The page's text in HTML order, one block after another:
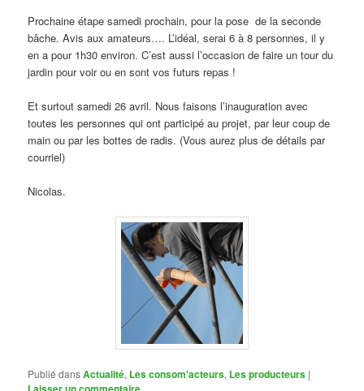
Prochaine étape samedi prochain, pour la pose de la seconde
bâche. Avis aux amateurs…. L’idéal, serai 6 à 8 personnes, il y
en a pour 1h30 environ. C’est aussi l’occasion de faire un tour du
jardin pour voir ou en sont vos futurs repas !
Et surtout samedi 26 avril. Nous faisons l’inauguration avec
toutes les personnes qui ont participé au projet, par leur coup de
main ou par les bottes de radis. (Vous aurez plus de détails par
courriel)
Nicolas.
Publié dansActualité, Les consom'acteurs, Les producteurs |